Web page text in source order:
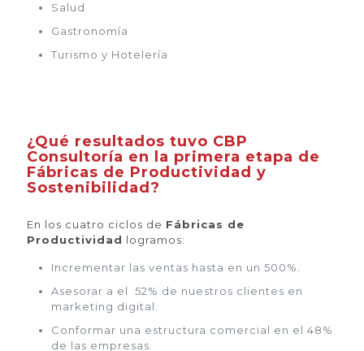
Salud
Gastronomía
Turismo y Hotelería
¿Qué resultados tuvo CBP
Consultoría en la primera etapa de
Fábricas de Productividad y
Sostenibilidad?
En los cuatro ciclos de Fábricas de
Productividad logramos:
Incrementar las ventas hasta en un 500%.
Asesorar a el 52% de nuestros clientes en
marketing digital.
Conformar una estructura comercial en el 48%
de las empresas.